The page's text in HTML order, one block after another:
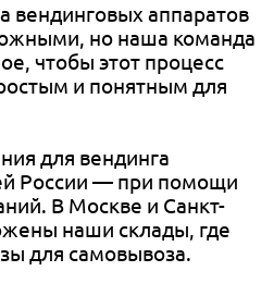
вендинговых аппаратов
но наша команда
чтобы этот процесс
и понятным для
для вендинга
России — при помощи
В Москве и Санкт-
наши склады, где
для самовывоза.